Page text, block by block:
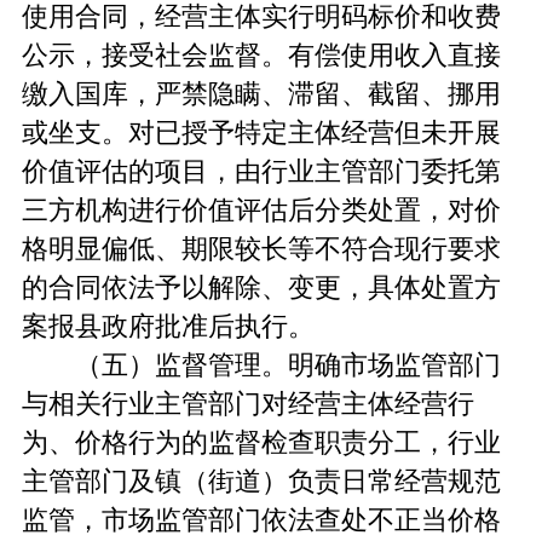
使用合同，经营主体实行明码标价和收费
公示，接受社会监督。有偿使用收入直接
缴入国库，严禁隐瞒、滞留、截留、挪用
或坐支。对已授予特定主体经营但未开展
价值评估的项目，由行业主管部门委托第
三方机构进行价值评估后分类处置，对价
格明显偏低、期限较长等不符合现行要求
的合同依法予以解除、变更，具体处置方
案报县政府批准后执行。
（五）监督管理。明确市场监管部门
与相关行业主管部门对经营主体经营行
为、价格行为的监督检查职责分工，行业
主管部门及镇（街道）负责日常经营规范
监管，市场监管部门依法查处不正当价格